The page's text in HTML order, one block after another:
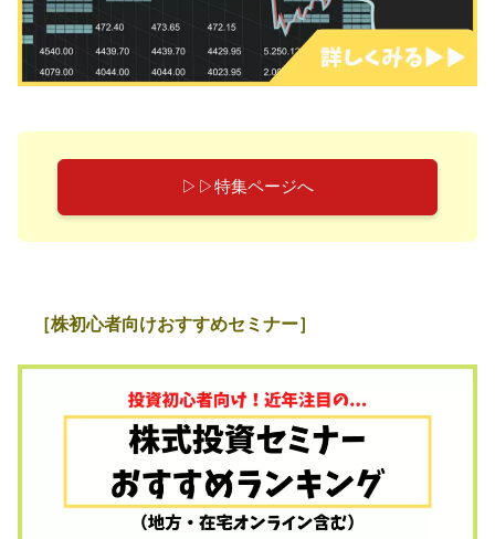
▷▷特集ページへ
［株初心者向けおすすめセミナー］